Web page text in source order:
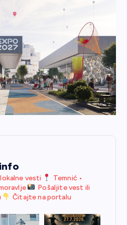
vesti
Temnić •
Pošaljite vest ili
Čitajte na portalu